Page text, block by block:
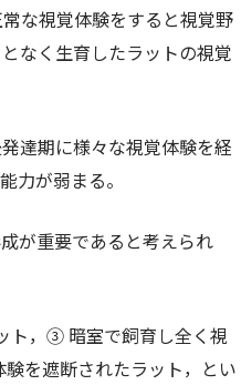
な視覚体験をすると視覚野
なく生育したラットの視覚
達期に様々な視覚体験を経
力が弱まる。
が重要であると考えられ
ト，③ 暗室で飼育し全く視
を遮断されたラット，とい